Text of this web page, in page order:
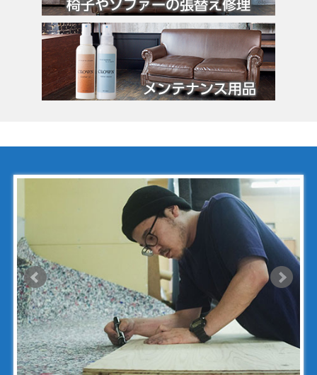
クロコラックス
クロムハーツ
コーチ
コールハーン
ジェニュイン・レザー
ジミーチュウ
ジャックゴム
シャネル
アンティグアライン
カンボンライン
キャビアスキン